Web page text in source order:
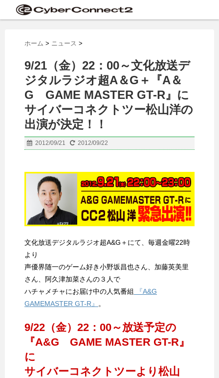
ホーム > ニュース >
9/21（金）22：00～文化放送デ
ジタルラジオ超A＆G＋『A＆
G GAME MASTER GT-R』に
サイバーコネクトツー松山洋の
出演が決定！！
2012/09/21 2012/09/22
文化放送デジタルラジオ超A&G＋にて、毎週金曜22時
より
声優界随一のゲーム好き小野坂昌也さん、加藤英美里
さん、阿久津加菜さんの３人で
ハチャメチャにお届け中の人気番組
『A&G
GAMEMASTER GT-R』
。
9/22（金）22：00～放送予定の
『A&G GAME MASTER GT-R』
に
サイバーコネクトツーより松山